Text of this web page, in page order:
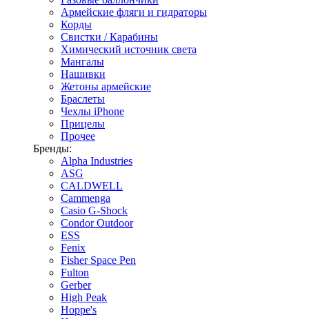
Армейские фляги и гидраторы
Корды
Свистки / Карабины
Химический источник света
Мангалы
Нашивки
Жетоны армейские
Браслеты
Чехлы iPhone
Прицелы
Прочее
Бренды:
Alpha Industries
ASG
CALDWELL
Cammenga
Casio G-Shock
Condor Outdoor
ESS
Fenix
Fisher Space Pen
Fulton
Gerber
High Peak
Hoppe's